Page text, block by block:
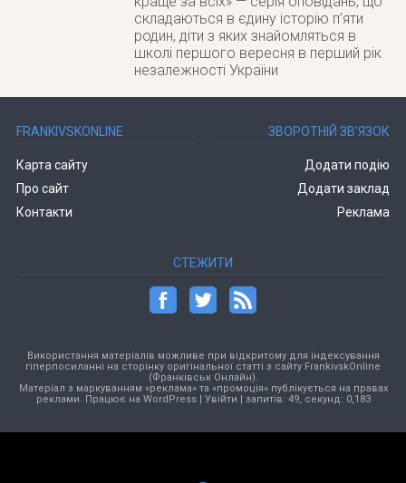
складаються в єдину історію п’яти
родин, діти з яких знайомляться в
школі першого вересня в перший рік
незалежності України
FRANKIVSKONLINE
Карта сайту
Про сайт
Контакти
ЗВОРОТНІЙ ЗВ’ЯЗОК
Додати подію
Додати заклад
Реклама
СТЕЖИТИ
Використання матеріалів можливе при відкритому для індексування
гіперпосиланні на сторінку оригінальної статті з сайту FrankivskOnline
(Франківськ Онлайн).
Матеріал з маркуванням «реклама» та «промоція» публікується на правах
реклами. Працює на WordPress| Увійти | запитів: 49, секунд: 0,183